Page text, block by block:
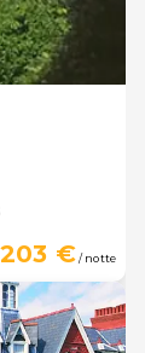
203 €/ notte